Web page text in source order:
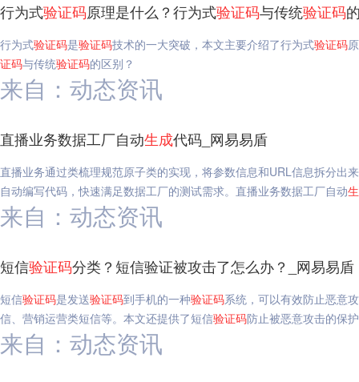
行为式验证码原理是什么？行为式验证码与传统验证码
行为式验证码是验证码技术的一大突破，本文主要介绍了行为式验证码
证码与传统验证码的区别？
来自：动态资讯
直播业务数据工厂自动生成代码_网易易盾
直播业务通过类梳理规范原子类的实现，将参数信息和URL信息拆分出
自动编写代码，快速满足数据工厂的测试需求。直播业务数据工厂自动
来自：动态资讯
短信验证码分类？短信验证被攻击了怎么办？_网易易盾
短信验证码是发送验证码到手机的一种验证码系统，可以有效防止恶意
信、营销运营类短信等。本文还提供了短信验证码防止被恶意攻击的保
来自：动态资讯